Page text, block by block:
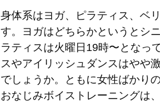
身体系はヨガ、ピラティス、ベ
す。ヨガはどちらかというとシ
ラティスは火曜日19時〜となっ
スやアイリッシュダンスはやや
でしょうか。ともに女性ばかり
おなじみボイストレーニングは